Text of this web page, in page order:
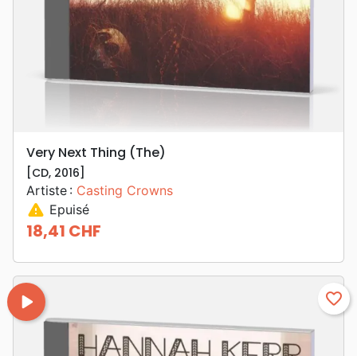
Very Next Thing (The)
[CD, 2016]
Artiste : Casting Crowns
warning Epuisé
Prix
18,41 CHF
play_arrow favorite_border